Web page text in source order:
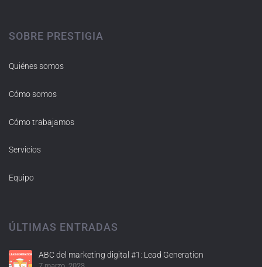
SOBRE PRESTIGIA
Quiénes somos
Cómo somos
Cómo trabajamos
Servicios
Equipo
ÚLTIMAS ENTRADAS
ABC del marketing digital #1: Lead Generation